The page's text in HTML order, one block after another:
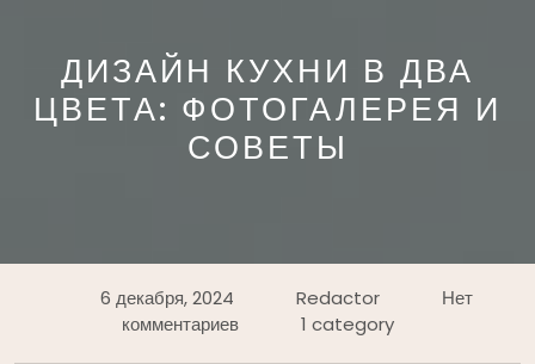
ДИЗАЙН КУХНИ В ДВА
ЦВЕТА: ФОТОГАЛЕРЕЯ И
СОВЕТЫ
6 декабря, 2024 Redactor
Нет
комментариев
1 category